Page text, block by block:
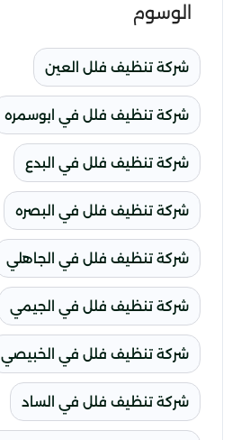
الوسوم
شركة تنظيف فلل العين
شركة تنظيف فلل في ابوسمره
شركة تنظيف فلل في البدع
شركة تنظيف فلل في البصره
شركة تنظيف فلل في الجاهلي
شركة تنظيف فلل في الجيمي
شركة تنظيف فلل في الخبيصي
شركة تنظيف فلل في الساد